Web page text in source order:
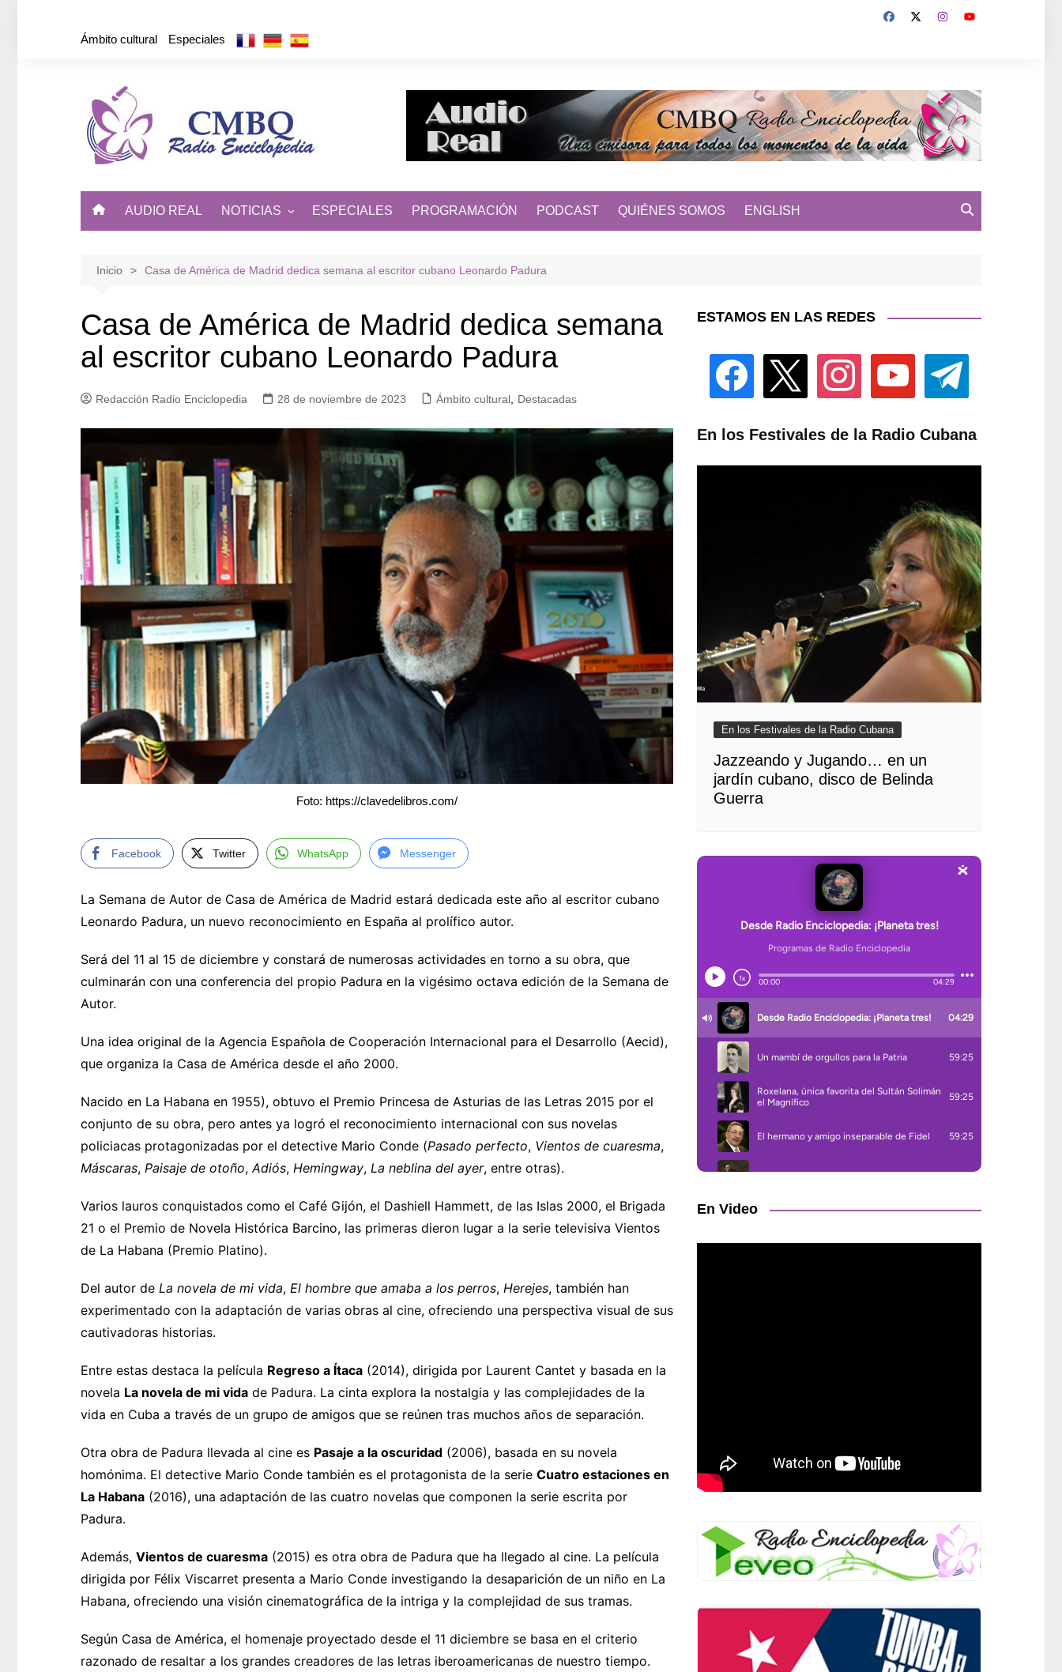
Ámbito cultural Especiales
AUDIO REAL NOTICIAS
DE CUBA Y EL MUNDO
ESPECIALES PROGRAMACIÓN PODCAST QUIÉNES SOMOS ENGLISH
Inicio Casa de América de Madrid dedica semana al escritor cubano Leonardo Padura
Casa de América de Madrid dedica semana
al escritor cubano Leonardo Padura
Redacción Radio Enciclopedia 28 de noviembre de 2023 Ámbito cultural Destacadas
Foto: https://clavedelibros.com/
Facebook Twitter WhatsApp Messenger
La Semana de Autor de Casa de América de Madrid estará dedicada este año al escritor cubano
Leonardo Padura, un nuevo reconocimiento en España al prolífico autor.
Será del 11 al 15 de diciembre y constará de numerosas actividades en torno a su obra, que
culminarán con una conferencia del propio Padura en la vigésimo octava edición de la Semana de
Autor.
Una idea original de la Agencia Española de Cooperación Internacional para el Desarrollo (Aecid),
que organiza la Casa de América desde el año 2000.
Nacido en La Habana en 1955), obtuvo el Premio Princesa de Asturias de las Letras 2015 por el
conjunto de su obra, pero antes ya logró el reconocimiento internacional con sus novelas
policiacas protagonizadas por el detective Mario Conde (Pasado perfecto, Vientos de cuaresma,
Máscaras, Paisaje de otoño,Adiós, Hemingway, La neblina del ayer, entre otras).
Varios lauros conquistados como el Café Gijón, el Dashiell Hammett, de las Islas 2000, el Brigada
21 o el Premio de Novela Histórica Barcino, las primeras dieron lugar a la serie televisiva Vientos
de La Habana (Premio Platino).
Del autor de La novela de mi vida, El hombre que amaba a los perros, Herejes, también han
experimentado con la adaptación de varias obras al cine, ofreciendo una perspectiva visual de sus
cautivadoras historias.
Entre estas destaca la película Regreso a Ítaca (2014), dirigida por Laurent Cantet y basada en la
novela La novela de mi vida de Padura. La cinta explora la nostalgia y las complejidades de la
vida en Cuba a través de un grupo de amigos que se reúnen tras muchos años de separación.
Otra obra de Padura llevada al cine es Pasaje a la oscuridad (2006), basada en su novela
homónima. El detective Mario Conde también es el protagonista de la serie Cuatro estaciones en
La Habana (2016), una adaptación de las cuatro novelas que componen la serie escrita por
Padura.
Además, Vientos de cuaresma (2015) es otra obra de Padura que ha llegado al cine. La película
dirigida por Félix Viscarret presenta a Mario Conde investigando la desaparición de un niño en La
Habana, ofreciendo una visión cinematográfica de la intriga y la complejidad de sus tramas.
Según Casa de América, el homenaje proyectado desde el 11 diciembre se basa en el criterio
razonado de resaltar a los grandes creadores de las letras iberoamericanas de nuestro tiempo.
ESTAMOS EN LAS REDES
facebook instagram youtube telegram
En los Festivales de la Radio Cubana
En los Festivales de la Radio Cubana
Jazzeando y Jugando… en un
jardín cubano, disco de Belinda
Guerra
En Video